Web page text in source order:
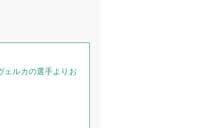
ェルカの選手よりお